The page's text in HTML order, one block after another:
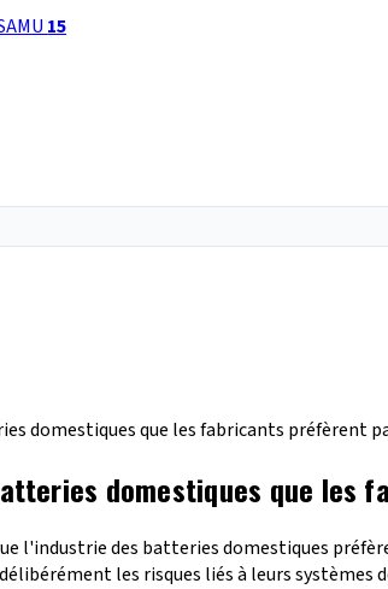
15
domestiques que les fabricants préfèrent
domestiques que les
l'industrie des batteries domestiques
les risques liés à leurs systèmes